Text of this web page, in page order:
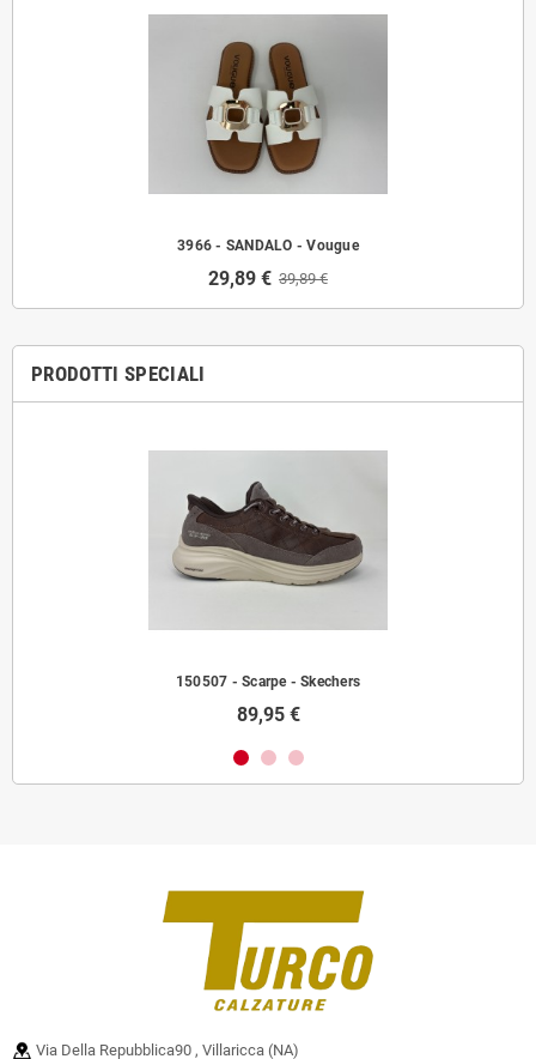
3966 - SANDALO - Vougue
29,89 € 39,89 €
PRODOTTI SPECIALI
150507 - Scarpe - Skechers
89,95 €
Via Della Repubblica90 , Villaricca (NA)